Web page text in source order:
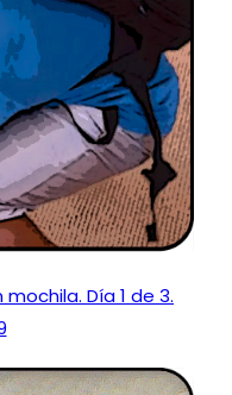
Día 1 de 3.